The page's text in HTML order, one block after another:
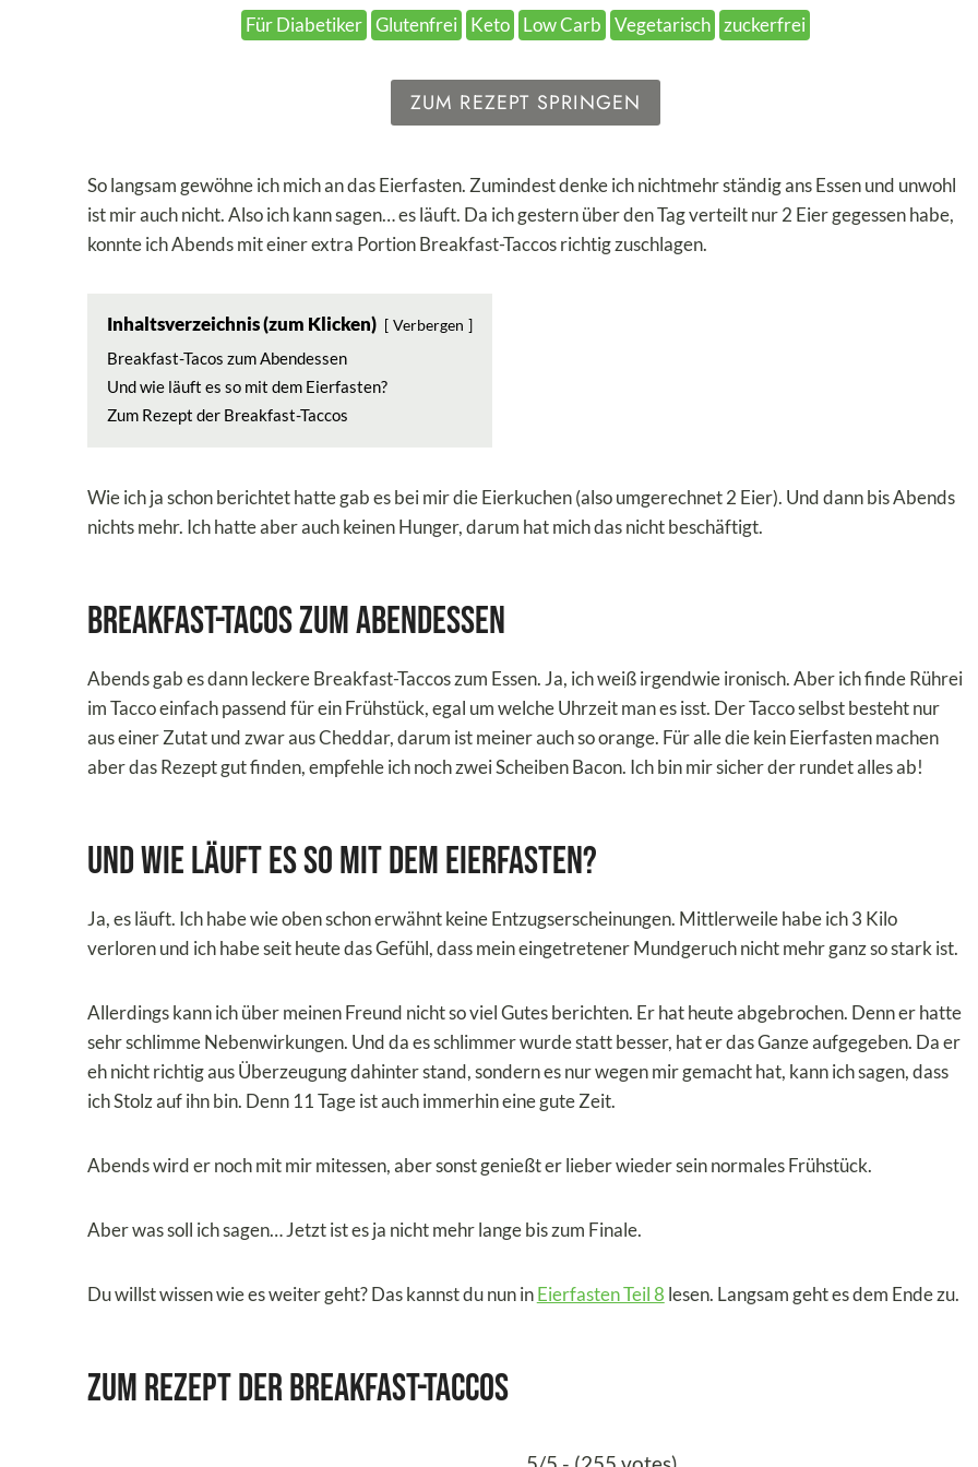
Für Diabetiker Glutenfrei Keto Low Carb Vegetarisch zuckerfrei
ZUM REZEPT SPRINGEN
So langsam gewöhne ich mich an das Eierfasten. Zumindest denke ich nichtmehr ständig ans Essen und unwohl
ist mir auch nicht. Also ich kann sagen… es läuft. Da ich gestern über den Tag verteilt nur 2 Eier gegessen habe,
konnte ich Abends mit einer extra Portion Breakfast-Taccos richtig zuschlagen.
Inhaltsverzeichnis (zum Klicken) Verbergen
Breakfast-Tacos zum Abendessen
Und wie läuft es so mit dem Eierfasten?
Zum Rezept der Breakfast-Taccos
Wie ich ja schon berichtet hatte gab es bei mir die Eierkuchen (also umgerechnet 2 Eier). Und dann bis Abends
nichts mehr. Ich hatte aber auch keinen Hunger, darum hat mich das nicht beschäftigt.
Breakfast-Tacos zum Abendessen
Abends gab es dann leckere Breakfast-Taccos zum Essen. Ja, ich weiß irgendwie ironisch. Aber ich finde Rührei
im Tacco einfach passend für ein Frühstück, egal um welche Uhrzeit man es isst. Der Tacco selbst besteht nur
aus einer Zutat und zwar aus Cheddar, darum ist meiner auch so orange. Für alle die kein Eierfasten machen
aber das Rezept gut finden, empfehle ich noch zwei Scheiben Bacon. Ich bin mir sicher der rundet alles ab!
Und wie läuft es so mit dem Eierfasten?
Ja, es läuft. Ich habe wie oben schon erwähnt keine Entzugserscheinungen. Mittlerweile habe ich 3 Kilo
verloren und ich habe seit heute das Gefühl, dass mein eingetretener Mundgeruch nicht mehr ganz so stark ist.
Allerdings kann ich über meinen Freund nicht so viel Gutes berichten. Er hat heute abgebrochen. Denn er hatte
sehr schlimme Nebenwirkungen. Und da es schlimmer wurde statt besser, hat er das Ganze aufgegeben. Da er
eh nicht richtig aus Überzeugung dahinter stand, sondern es nur wegen mir gemacht hat, kann ich sagen, dass
ich Stolz auf ihn bin. Denn 11 Tage ist auch immerhin eine gute Zeit.
Abends wird er noch mit mir mitessen, aber sonst genießt er lieber wieder sein normales Frühstück.
Aber was soll ich sagen… Jetzt ist es ja nicht mehr lange bis zum Finale.
Du willst wissen wie es weiter geht? Das kannst du nun inEierfasten Teil 8 lesen. Langsam geht es dem Ende zu.
Zum Rezept der Breakfast-Taccos